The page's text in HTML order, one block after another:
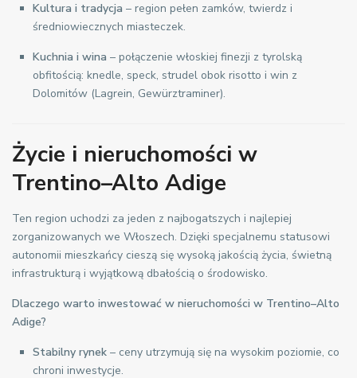
Kultura i tradycja – region pełen zamków, twierdz i
średniowiecznych miasteczek.
Kuchnia i wina – połączenie włoskiej finezji z tyrolską
obfitością: knedle, speck, strudel obok risotto i win z
Dolomitów (Lagrein, Gewürztraminer).
Życie i nieruchomości w
Trentino–Alto Adige
Ten region uchodzi za jeden z najbogatszych i najlepiej
zorganizowanych we Włoszech. Dzięki specjalnemu statusowi
autonomii mieszkańcy cieszą się wysoką jakością życia, świetną
infrastrukturą i wyjątkową dbałością o środowisko.
Dlaczego warto inwestować w nieruchomości w Trentino–Alto
Adige?
Stabilny rynek – ceny utrzymują się na wysokim poziomie, co
chroni inwestycje.